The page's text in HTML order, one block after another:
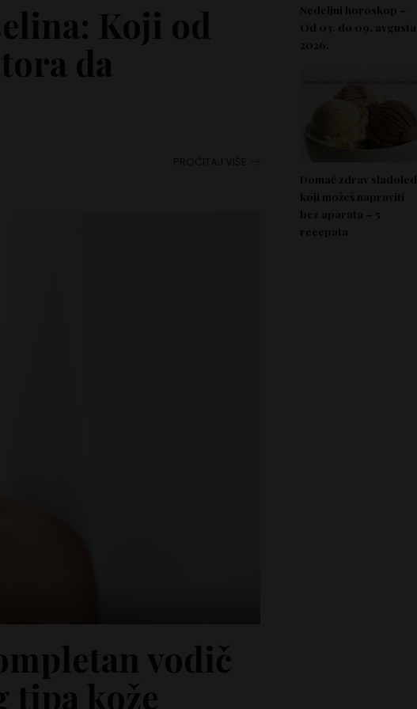
Koji od
da
vodič
tipa kože
Nedeljni horoskop –
Od 03. do 09. avgusta
2026.
Domać zdrav sladoled
koji možeš napraviti
bez aparata – 5
recepata